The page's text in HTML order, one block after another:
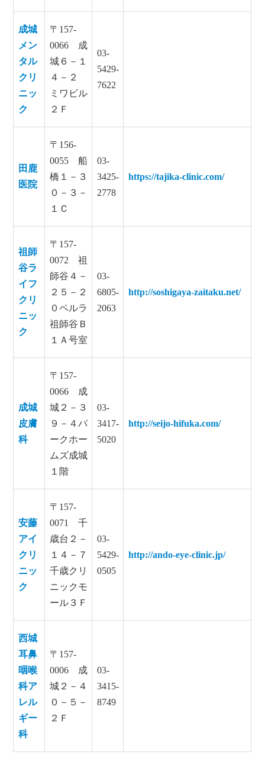
成城
メン
タル
クリ
ニッ
ク
〒157-
0066 成
城６－１
４－２
ミワビル
２Ｆ
03-
5429-
7622
田鹿
医院
〒156-
0055 船
橋１－３
０－３－
１Ｃ
03-
3425-
2778
https://tajika-clinic.com/
祖師
谷ラ
イフ
クリ
ニッ
ク
〒157-
0072 祖
師谷４－
２５－２
０ペルラ
祖師谷Ｂ
１Ａ号室
03-
6805-
2063
http://soshigaya-zaitaku.net/
成城
皮膚
科
〒157-
0066 成
城２－３
９－４パ
ークホー
ムズ成城
１階
03-
3417-
5020
http://seijo-hifuka.com/
安藤
アイ
クリ
ニッ
ク
〒157-
0071 千
歳台２－
１４－７
千歳クリ
ニックモ
ール３Ｆ
03-
5429-
0505
http://ando-eye-clinic.jp/
西城
耳鼻
咽喉
科ア
レル
ギー
科
〒157-
0006 成
城２－４
０－５－
２Ｆ
03-
3415-
8749